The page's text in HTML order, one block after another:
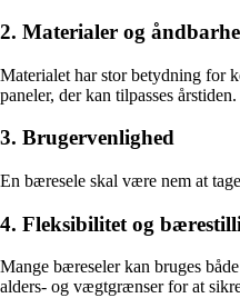
2. Materialer og
Materialet har stor betydning for
paneler, der kan tilpasses årstiden.
3. Brugervenlighed
En bæresele skal være nem at
4. Fleksibilitet og
Mange bæreseler kan bruges
alders- og vægtgrænser for at